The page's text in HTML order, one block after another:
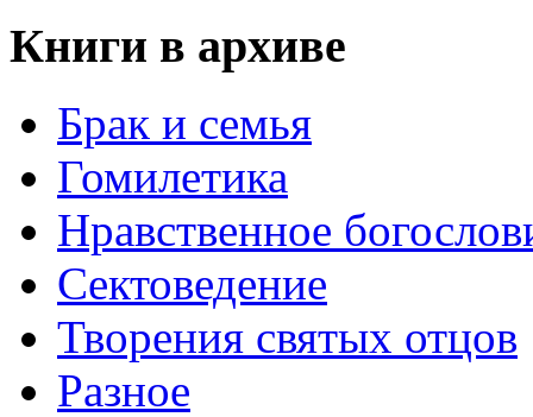
Книги в архиве
Брак и семья
Гомилетика
Нравственное
Сектоведение
Творения святых отцов
Разное